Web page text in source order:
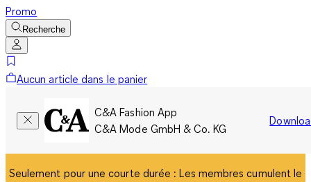
Promo
Recherche
Aucun article dans le panier
C&A Fashion App
C&A Mode GmbH & Co. KG
Seulement pour une courte durée : Les membres cumulent le